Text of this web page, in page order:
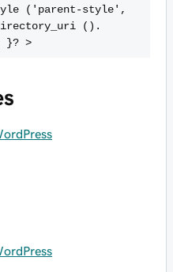
('parent-style',
().
}? >